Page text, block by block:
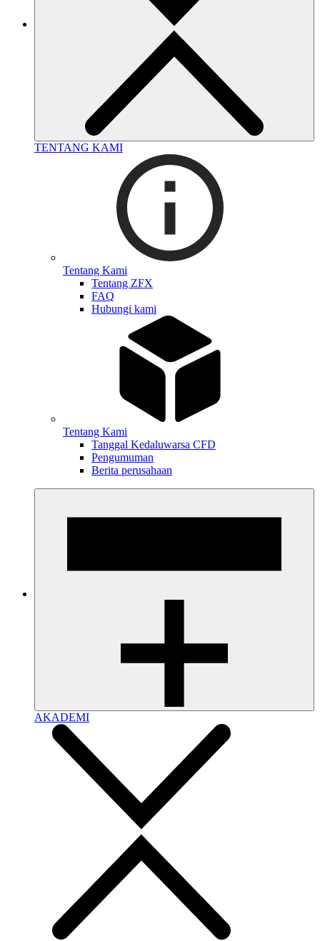
TENTANG KAMI
Tentang Kami
Tentang ZFX
FAQ
Hubungi kami
Tentang Kami
Tanggal Kedaluwarsa CFD
Pengumuman
Berita perusahaan
AKADEMI